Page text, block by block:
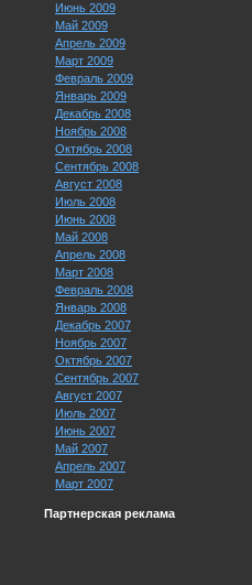
Июнь 2009
Май 2009
Апрель 2009
Март 2009
Февраль 2009
Январь 2009
Декабрь 2008
Ноябрь 2008
Октябрь 2008
Сентябрь 2008
Август 2008
Июль 2008
Июнь 2008
Май 2008
Апрель 2008
Март 2008
Февраль 2008
Январь 2008
Декабрь 2007
Ноябрь 2007
Октябрь 2007
Сентябрь 2007
Август 2007
Июль 2007
Июнь 2007
Май 2007
Апрель 2007
Март 2007
Партнерская реклама